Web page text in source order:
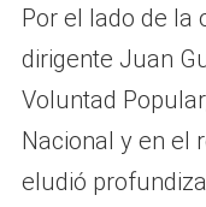
Por el lado de la
dirigente Juan
Voluntad
Nacional y en el
eludió